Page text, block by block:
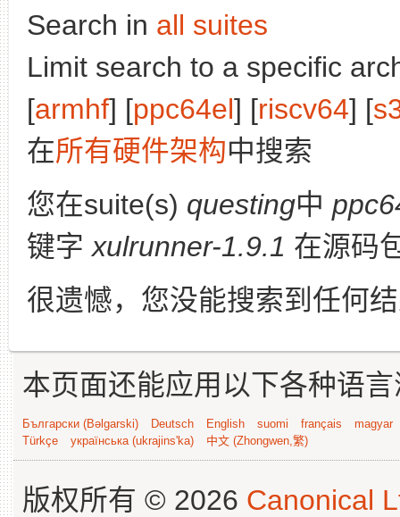
Search in all suites
Limit search to a specific
[armhf] [ppc64el] [riscv64] [
在所有硬件架构中搜索
您在suite(s) questing中
键字 xulrunner-1.9.1 在源码
很遗憾，您没能搜索到任何
本页面还能应用以下各种语
Български (Bəlgarski) Deutsch English suomi français
magyar
Türkçe
українська (ukrajins'ka) 中文 (Zhongwen,繁)
版权所有 © 2026 Canonical